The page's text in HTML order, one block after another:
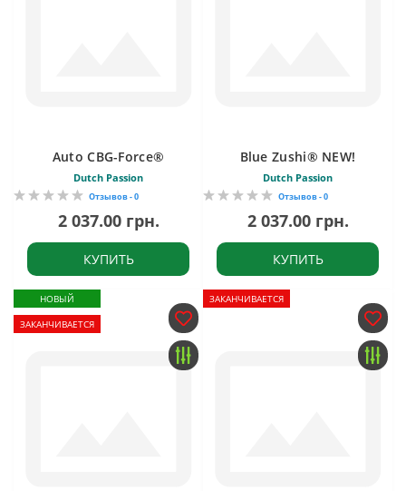
Auto CBG-Force®
Dutch Passion
Отзывов - 0
2 037.00 грн.
КУПИТЬ
Blue Zushi® NEW!
Dutch Passion
Отзывов - 0
2 037.00 грн.
КУПИТЬ
НОВЫЙ
ЗАКАНЧИВАЕТСЯ
ЗАКАНЧИВАЕТСЯ